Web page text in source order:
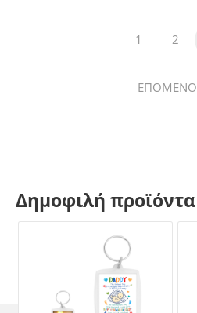
1 2
ΕΠΌΜΕΝΟ
Δημοφιλή προϊόντα